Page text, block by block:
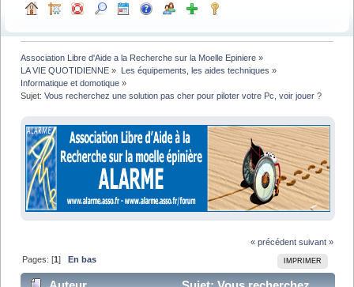
Association Libre d'Aide a la Recherche sur la Moelle Epiniere »
LA VIE QUOTIDIENNE » Les équipements, les aides techniques »
Informatique et domotique »
Sujet:Vous recherchez une solution pas cher pour piloter votre Pc, voir jouer ?
« précédent suivant »
IMPRIMER
Pages: [1] En bas